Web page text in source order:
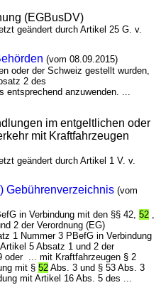
(EGBusDV)
geändert durch Artikel 25 G. v.
(vom 08.09.2015)
oder der Schweiz gestellt wurden,
2 des
entsprechend anzuwenden. ...
im entgeltlichen oder
mit Kraftfahrzeugen
geändert durch Artikel 1 V. v.
Gebührenverzeichnis (vom
in Verbindung mit den §§ 42,52 ,
2 der Verordnung (EG)
1 Nummer 3 PBefG in Verbindung
5 Absatz 1 und 2 der
oder ... mit Kraftfahrzeugen § 2
mit §52 Abs. 3 und § 53 Abs. 3
mit Artikel 16 Abs. 5 des ...